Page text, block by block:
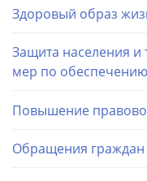
Здоровый образ
Защита населения и
мер по
Повышение
Обращения граждан